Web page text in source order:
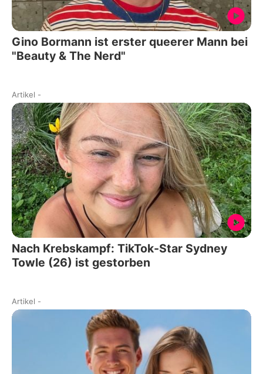
Gino Bormann ist erster queerer Mann bei
"Beauty & The Nerd"
Artikel -
Nach Krebskampf: TikTok-Star Sydney
Towle (26) ist gestorben
Artikel -